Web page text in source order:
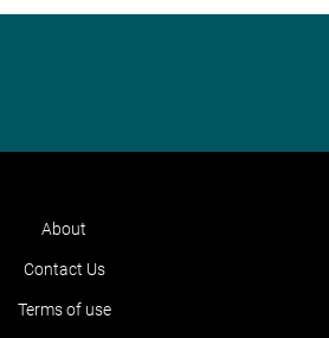
About
Contact Us
Terms of use